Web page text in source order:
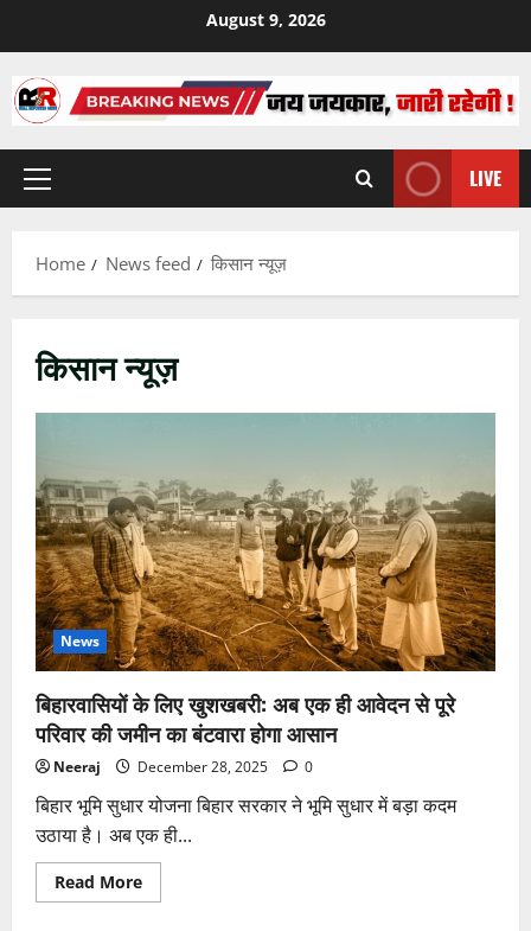
content
August 9, 2026
Primary
LIVE
Home News feed किसान न्यूज़
किसान न्यूज़
News
बिहारवासियों के लिए खुशखबरी: अब एक ही आवेदन से पूरे
परिवार की जमीन का बंटवारा होगा आसान
Neeraj December 28, 2025 0
बिहार भूमि सुधार योजना बिहार सरकार ने भूमि सुधार में बड़ा कदम
उठाया है। अब एक ही...
Read MoreRead
more